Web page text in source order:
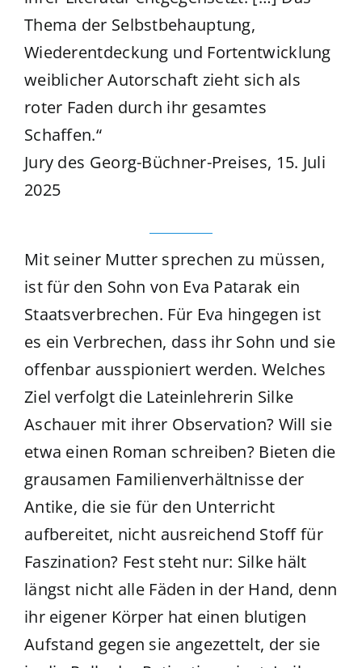
Thema der Selbstbehauptung,
Wiederentdeckung und Fortentwicklung
weiblicher Autorschaft zieht sich als
roter Faden durch ihr gesamtes
Schaffen.“
Jury des Georg-Büchner-Preises, 15. Juli
2025
Mit seiner Mutter sprechen zu müssen,
ist für den Sohn von Eva Patarak ein
Staatsverbrechen. Für Eva hingegen ist
es ein Verbrechen, dass ihr Sohn und sie
offenbar ausspioniert werden. Welches
Ziel verfolgt die Lateinlehrerin Silke
Aschauer mit ihrer Observation? Will sie
etwa einen Roman schreiben? Bieten die
grausamen Familienverhältnisse der
Antike, die sie für den Unterricht
aufbereitet, nicht ausreichend Stoff für
Faszination? Fest steht nur: Silke hält
längst nicht alle Fäden in der Hand, denn
ihr eigener Körper hat einen blutigen
Aufstand gegen sie angezettelt, der sie